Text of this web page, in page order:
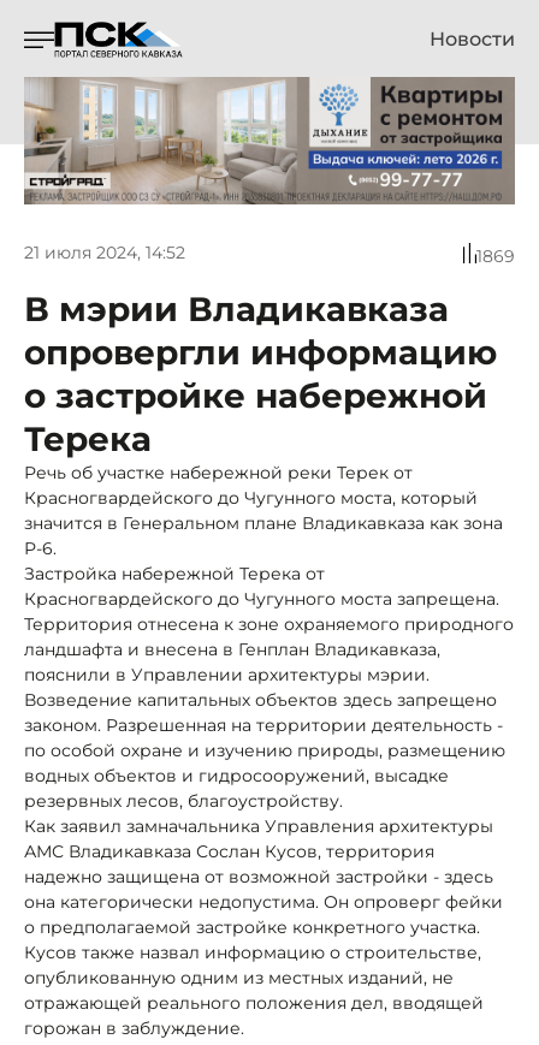
Новости
21 июля 2024, 14:52 1869
В мэрии Владикавказа
опровергли информацию
о застройке набережной
Терека
Речь об участке набережной реки Терек от
Красногвардейского до Чугунного моста, который
значится в Генеральном плане Владикавказа как зона
Р-6.
Застройка набережной Терека от
Красногвардейского до Чугунного моста запрещена.
Территория отнесена к зоне охраняемого природного
ландшафта и внесена в Генплан Владикавказа,
пояснили в Управлении архитектуры мэрии.
Возведение капитальных объектов здесь запрещено
законом. Разрешенная на территории деятельность -
по особой охране и изучению природы, размещению
водных объектов и гидросооружений, высадке
резервных лесов, благоустройству.
Как заявил замначальника Управления архитектуры
АМС Владикавказа Сослан Кусов, территория
надежно защищена от возможной застройки - здесь
она категорически недопустима. Он опроверг фейки
о предполагаемой застройке конкретного участка.
Кусов также назвал информацию о строительстве,
опубликованную одним из местных изданий, не
отражающей реального положения дел, вводящей
горожан в заблуждение.